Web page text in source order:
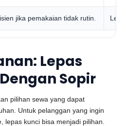
jika pemakaian tidak rutin.
Lepas
Sopir
pilihan sewa yang dapat
Untuk pelanggan yang ingin
lepas kunci bisa menjadi pilihan.